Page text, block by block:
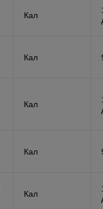
Кал
Кал
Кал
Кал
Кал